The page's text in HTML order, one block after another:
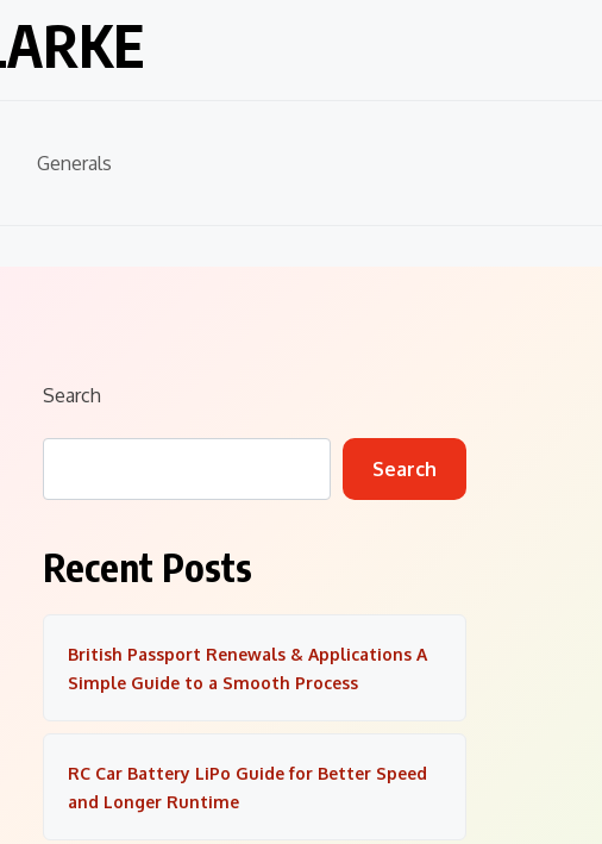
Generals
Search
Search
Recent Posts
British Passport Renewals & Applications A
Simple Guide to a Smooth Process
RC Car Battery LiPo Guide for Better Speed
and Longer Runtime